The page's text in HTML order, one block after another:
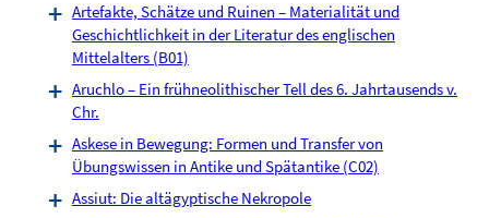
Artefakte, Schätze und Ruinen – Materialität und
Geschichtlichkeit in der Literatur des englischen
Mittelalters (B01)
Aruchlo – Ein frühneolithischer Tell des 6. Jahrtausends v.
Chr.
Askese in Bewegung: Formen und Transfer von
Übungswissen in Antike und Spätantike (C02)
Assiut: Die altägyptische Nekropole